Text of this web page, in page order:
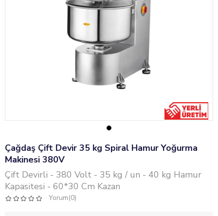
Çağdaş Çift Devir 35 kg Spiral Hamur Yoğurma
Makinesi 380V
Çift Devirli - 380 Volt - 35 kg / un - 40 kg Hamur
Kapasitesi - 60*30 Cm Kazan
Yorum(0)